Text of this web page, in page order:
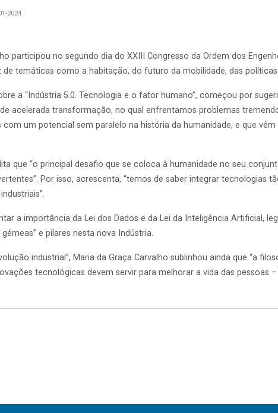
2024
participou no segundo dia do XXIII Congresso da Ordem dos
de temáticas como a habitação, do futuro da mobilidade, das
a “Indústria 5.0. Tecnologia e o fator humano”, começou por
acelerada transformação, no qual enfrentamos problemas
um potencial sem paralelo na história da humanidade, e que
que “o principal desafio que se coloca à humanidade no seu
Por isso, acrescenta, “temos de saber integrar tecnologias
a importância da Lei dos Dados e da Lei da Inteligência Artificial,
e pilares nesta nova Indústria.
industrial”, Maria da Graça Carvalho sublinhou ainda que “a
tecnológicas devem servir para melhorar a vida das pessoas